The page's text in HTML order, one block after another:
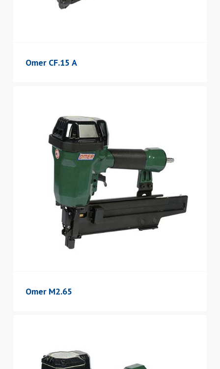
Omer CF.15 A
Omer M2.65